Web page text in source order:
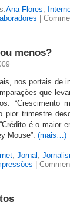
Ana Flores,
menos?
nos portais de
que
“Crescimento
pior trimestre
é o maior
Mouse”. (mais…)
, Jornal ,